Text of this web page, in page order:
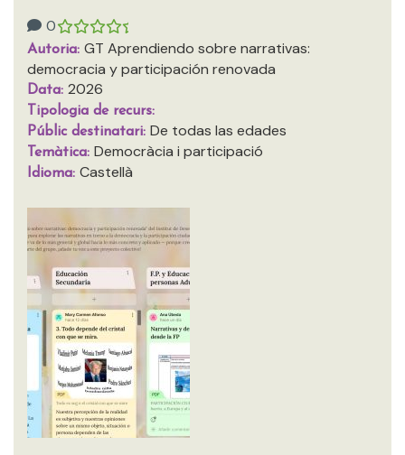
0
Autoria: GT Aprendiendo sobre narrativas:
democracia y participación renovada
Data: 2026
Tipologia de recurs:
Públic destinatari: De todas las edades
Temàtica: Democràcia i participació
Idioma: Castellà